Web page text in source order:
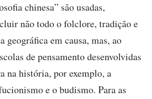
chinesa” são usadas,
não todo o folclore, tradição e
geográfica em causa, mas, ao
de pensamento desenvolvidas
na história, por exemplo, a
e o budismo. Para as